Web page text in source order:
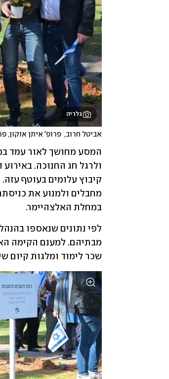
גלריה
אביטל חרוב,  פרופ' איתן אוקון,
במחלת האלצהיימר.
שכר לימוד ומלגות קיום